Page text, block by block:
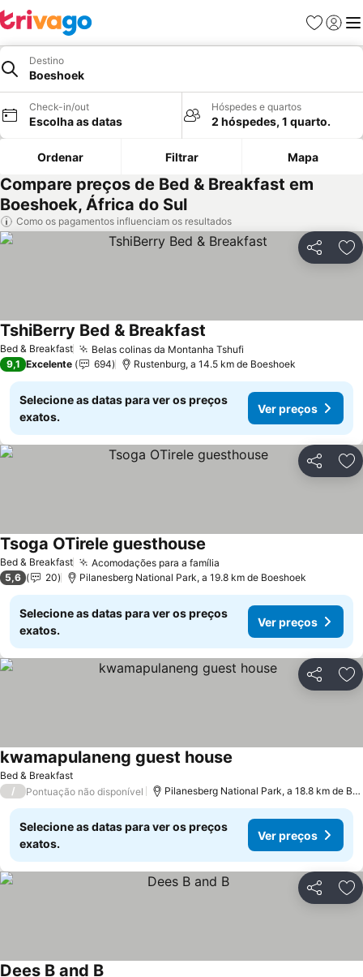
Favoritos
Iniciar
Destino
Boeshoek
Check-in/out
Escolha as datas
Hóspedes e quartos
2 hóspedes, 1 quarto.
Ordenar Filtrar Mapa
Compare preços de Bed & Breakfast em
Boeshoek, África do Sul
Como os pagamentos influenciam os resultados
Partilhar
Bed & Breakfast Belas colinas da Montanha Tshufi
TshiBerry Bed & Breakfast
9,1 Excelente 694 Rustenburg, a 14.5 km de Boeshoek
Selecione as datas para ver os preços
exatos.
Ver preços
Partilhar
Bed & Breakfast Acomodações para a família
Tsoga OTirele guesthouse
5,6 20 Pilanesberg National Park, a 19.8 km de Boeshoek
Selecione as datas para ver os preços
exatos.
Ver preços
Partilhar
Bed & Breakfast
kwamapulaneng guest house
/ Pontuação não disponível Pilanesberg National Park, a 18.8 km de Boeshoek
Selecione as datas para ver os preços
exatos.
Ver preços
Partilhar
Dees B and B